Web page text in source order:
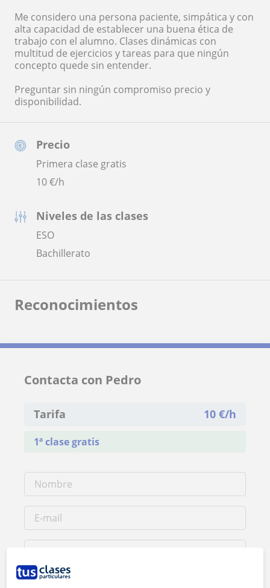
Precio
Primera clase gratis
10€/h
Niveles de las clases
ESO
Bachillerato
Me considero una persona paciente, simpática y con
alta capacidad de establecer una buena ética de
trabajo con el alumno. Clases dinámicas con
multitud de ejercicios y tareas para que ningún
concepto quede sin entender.
Preguntar sin ningún compromiso precio y
disponibilidad.
Reconocimientos
Contacta con Pedro
Tarifa 10 €/h
1ª clase gratis